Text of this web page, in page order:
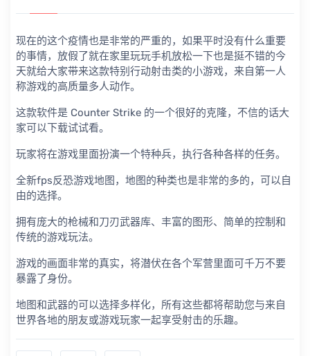
现在的这个疫情也是非常的严重的，如果平时没有什么重要
的事情，放假了就在家里玩玩手机放松一下也是挺不错的今
天就给大家带来这款特别行动射击类的小游戏，来自第一人
称游戏的高质量多人动作。
这款软件是 Counter Strike 的一个很好的克隆，不信的话大
家可以下载试试看。
玩家将在游戏里面扮演一个特种兵，执行各种各样的任务。
全新fps反恐游戏地图，地图的种类也是非常的多的，可以自
由的选择。
拥有庞大的枪械和刀刃武器库、丰富的图形、简单的控制和
传统的游戏玩法。
游戏的画面非常的真实，将潜伏在各个军营里面可千万不要
暴露了身份。
地图和武器的可以选择多样化，所有这些都将帮助您与来自
世界各地的朋友或游戏玩家一起享受射击的乐趣。